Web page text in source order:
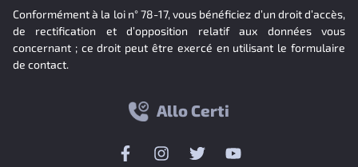
Conformément à la loi n° 78-17, vous bénéficiez d’un droit d’accès,
de rectification et d’opposition relatif aux données vous
concernant ; ce droit peut être exercé en utilisant le formulaire
de contact.
Allo Certi